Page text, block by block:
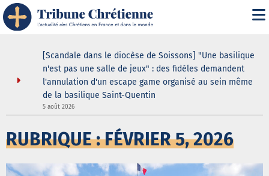
[Scandale dans le diocèse de Soissons] "Une basilique
n'est pas une salle de jeux" : des fidèles demandent
l'annulation d'un escape game organisé au sein même
de la basilique Saint-Quentin
5 août 2026
RUBRIQUE : FÉVRIER 5, 2026